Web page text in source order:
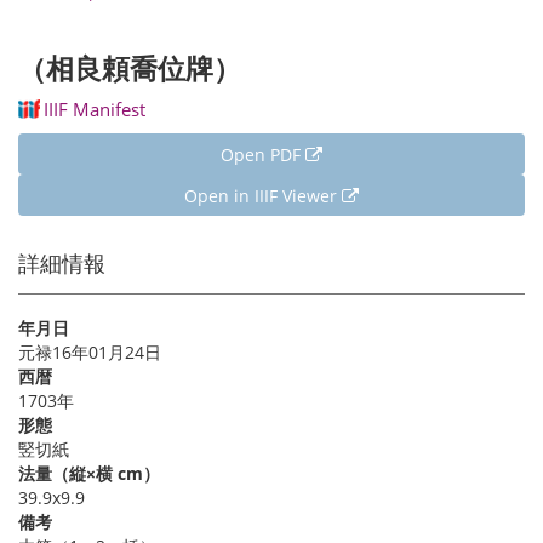
（相良頼喬位牌）
IIIF Manifest
Open PDF
Open in IIIF Viewer
詳細情報
年月日
元禄16年01月24日
西暦
1703年
形態
竪切紙
法量（縦×横 cm）
39.9x9.9
備考